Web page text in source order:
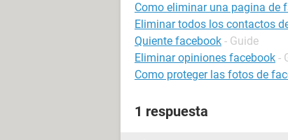
Como eliminar una pagina de
Eliminar todos los contactos
Quiente facebook - Guide
Eliminar opiniones facebook -
Como proteger las fotos de
1 respuesta